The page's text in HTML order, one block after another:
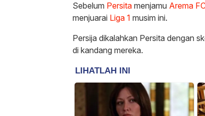
Sebelum Persita menjamu Arema
menjuarai Liga 1 musim ini.
Persija dikalahkan Persita dengan
di kandang mereka.